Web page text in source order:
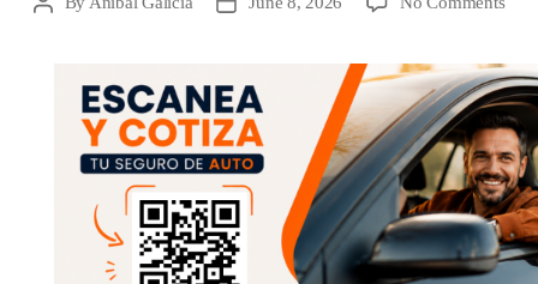
qué
es,
qué
y
cuál